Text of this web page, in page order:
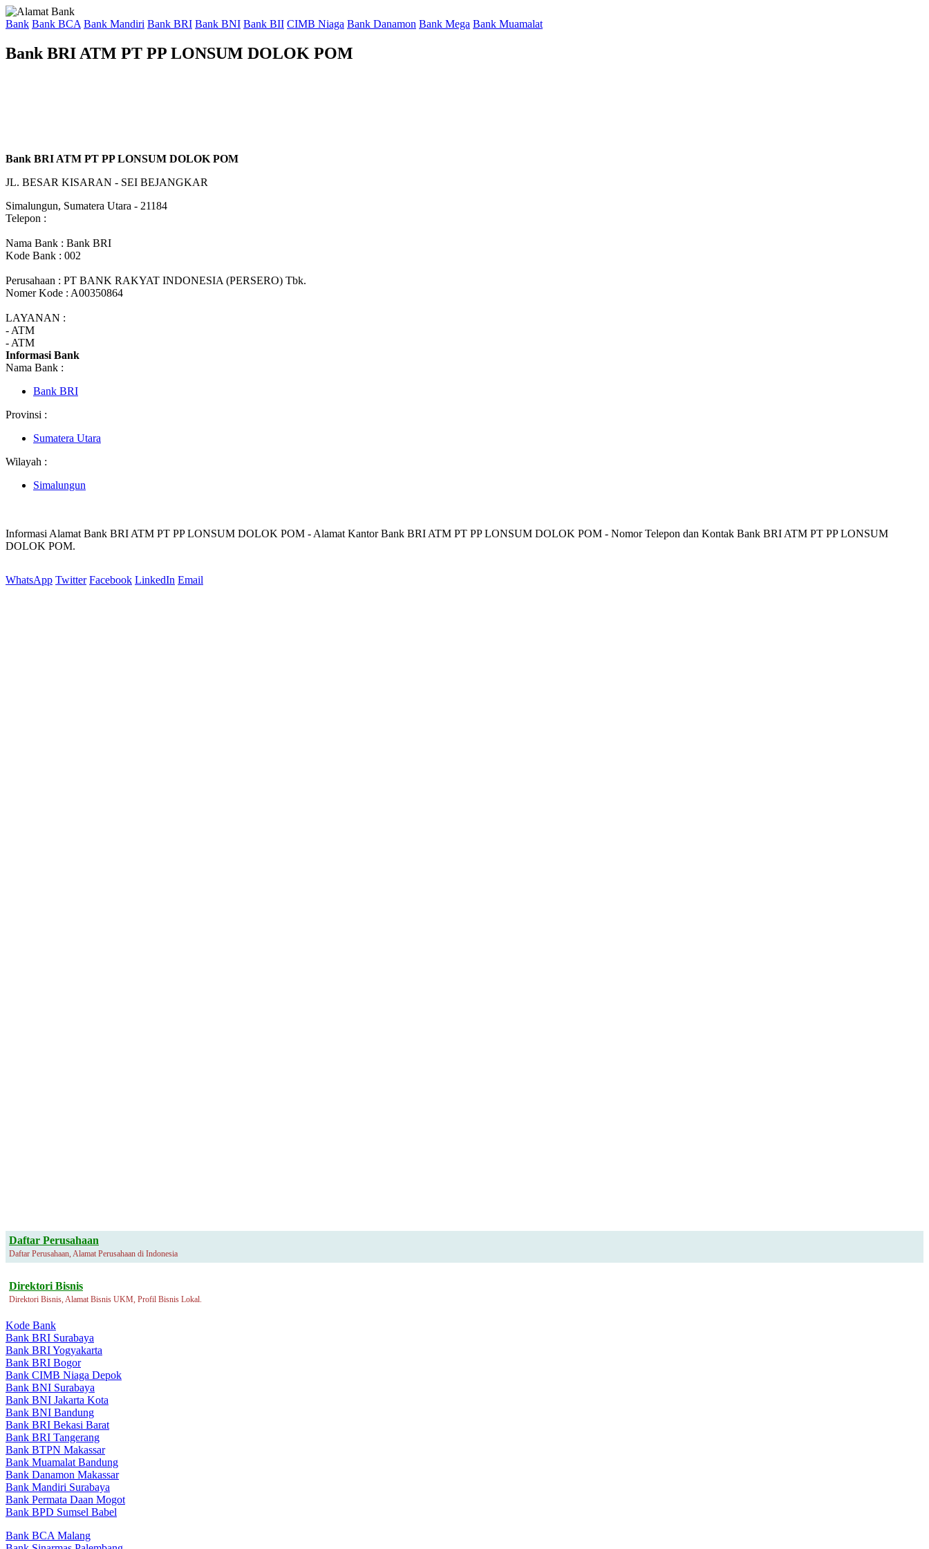
Bank Bank BCA Bank Mandiri Bank BRI Bank BNI Bank BII CIMB Niaga Bank Danamon Bank Mega Bank Muamalat
Bank BRI ATM PT PP LONSUM DOLOK POM
Bank BRI ATM PT PP LONSUM DOLOK POM
JL. BESAR KISARAN - SEI BEJANGKAR
Simalungun, Sumatera Utara - 21184
Telepon :
Nama Bank : Bank BRI
Kode Bank : 002
Perusahaan : PT BANK RAKYAT INDONESIA (PERSERO) Tbk.
Nomer Kode : A00350864
LAYANAN :
- ATM
- ATM
Informasi Bank
Nama Bank :
Bank BRI
Provinsi :
Sumatera Utara
Wilayah :
Simalungun
Informasi Alamat Bank BRI ATM PT PP LONSUM DOLOK POM - Alamat Kantor Bank BRI ATM PT PP LONSUM DOLOK POM - Nomor Telepon dan Kontak Bank BRI ATM PT PP LONSUM
DOLOK POM.
WhatsApp Twitter Facebook LinkedIn Email
Daftar Perusahaan
Daftar Perusahaan, Alamat Perusahaan di Indonesia
Direktori Bisnis
Direktori Bisnis, Alamat Bisnis UKM, Profil Bisnis Lokal.
Kode Bank
Bank BRI Surabaya
Bank BRI Yogyakarta
Bank BRI Bogor
Bank CIMB Niaga Depok
Bank BNI Surabaya
Bank BNI Jakarta Kota
Bank BNI Bandung
Bank BRI Bekasi Barat
Bank BRI Tangerang
Bank BTPN Makassar
Bank Muamalat Bandung
Bank Danamon Makassar
Bank Mandiri Surabaya
Bank Permata Daan Mogot
Bank BPD Sumsel Babel
Bank BCA Malang